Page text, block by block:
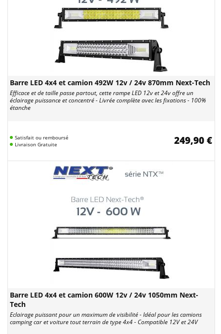
Barre LED 4x4 et camion 492W 12v / 24v 870mm Next-Tech
Efficace et de taille passe partout, cette rampe LED 12v et 24v offre un
éclairage puissance et concentré - Livrée complète avec les fixations - 100%
étanche
Satisfait ou remboursé
Livraison Gratuite
249,90 €
Barre LED 4x4 et camion 600W 12v / 24v 1050mm Next-
Tech
Eclairage puissant pour un maximum de visibilité - Idéal pour les camions
camping car et voiture tout terrain de type 4x4 - Compatible 12V et 24V